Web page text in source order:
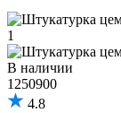
В наличии
1250900
4.8